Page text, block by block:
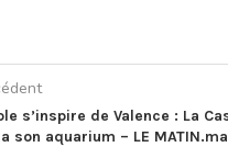
s’inspire de Valence : La
son aquarium – LE MATIN.ma